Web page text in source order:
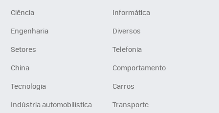
Ciência
Informática
Engenharia
Diversos
Setores
Telefonia
China
Comportamento
Tecnologia
Carros
Indústria automobilística
Transporte